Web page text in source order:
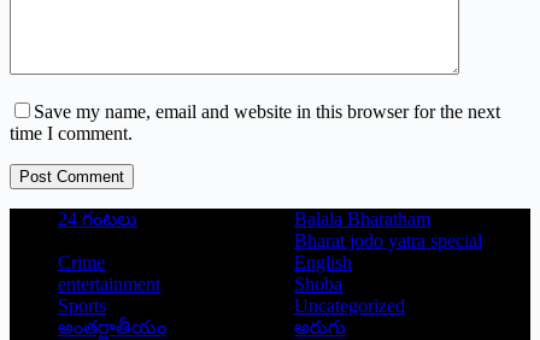
Save my name, email and website in this browser for the next
time I comment.
Post Comment
24 గంటలు
Balala Bharatham
Bharat jodo yatra special
Crime
English
entertainment
Shoba
Sports
Uncategorized
అంతర్జాతీయం
అరుగు